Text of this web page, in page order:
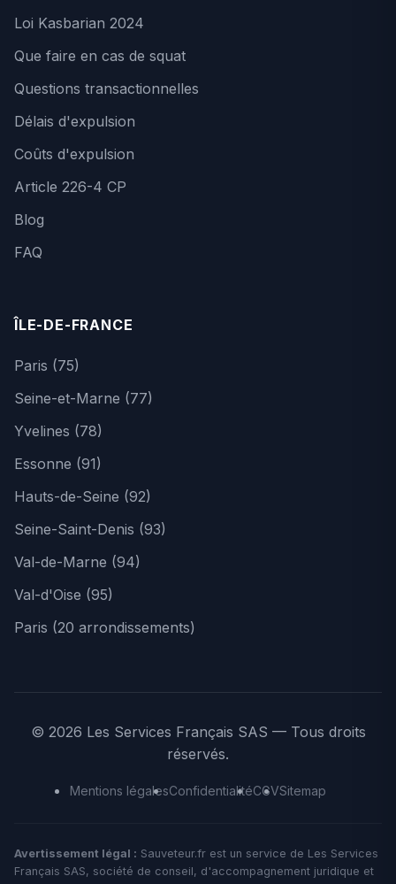
Loi Kasbarian 2024
Que faire en cas de squat
Questions transactionnelles
Délais d'expulsion
Coûts d'expulsion
Article 226-4 CP
Blog
FAQ
ÎLE-DE-FRANCE
Paris (75)
Seine-et-Marne (77)
Yvelines (78)
Essonne (91)
Hauts-de-Seine (92)
Seine-Saint-Denis (93)
Val-de-Marne (94)
Val-d'Oise (95)
Paris (20 arrondissements)
© 2026 Les Services Français SAS — Tous droits
réservés.
Mentions légalesConfidentialitéCGVSitemap
Avertissement légal : Sauveteur.fr est un service de Les Services
Français SAS, société de conseil, d'accompagnement juridique et